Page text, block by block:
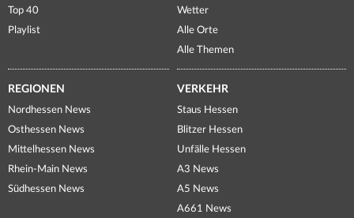
Top 40
Playlist
Wetter
Alle Orte
Alle Themen
REGIONEN
Nordhessen News
Osthessen News
Mittelhessen News
Rhein-Main News
Südhessen News
VERKEHR
Staus Hessen
Blitzer Hessen
Unfälle Hessen
A3 News
A5 News
A661 News